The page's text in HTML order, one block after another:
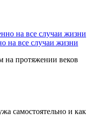
на все случаи жизни
протяжении веков
самостоятельно и как